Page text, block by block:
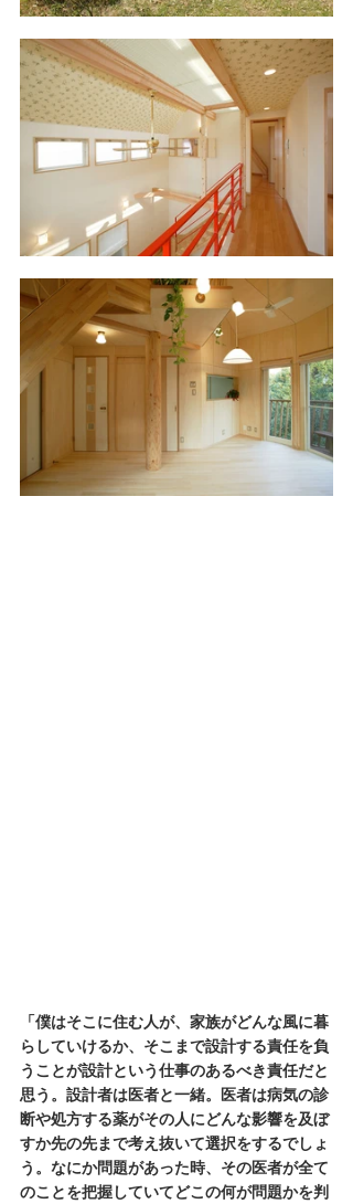
「僕はそこに住む人が、家族がどんな風に暮
らしていけるか、そこまで設計する責任を負
うことが設計という仕事のあるべき責任だと
思う。設計者は医者と一緒。医者は病気の診
断や処方する薬がその人にどんな影響を及ぼ
すか先の先まで考え抜いて選択をするでしょ
う。なにか問題があった時、その医者が全て
のことを把握していてどこの何が問題かを判